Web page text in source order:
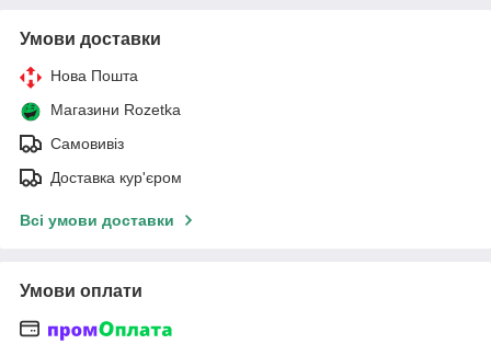
Умови доставки
Нова Пошта
Магазини Rozetka
Самовивіз
Доставка кур'єром
Всі умови доставки
Умови оплати